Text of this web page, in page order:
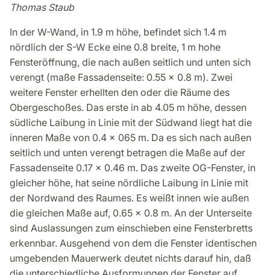
Thomas Staub
In der W-Wand, in 1.9 m höhe, befindet sich 1.4 m
nördlich der S-W Ecke eine 0.8 breite, 1 m hohe
Fensteröffnung, die nach außen seitlich und unten sich
verengt (maße Fassadenseite: 0.55 x 0.8 m). Zwei
weitere Fenster erhellten den oder die Räume des
Obergeschoßes. Das erste in ab 4.05 m höhe, dessen
südliche Laibung in Linie mit der Südwand liegt hat die
inneren Maße von 0.4 x 065 m. Da es sich nach außen
seitlich und unten verengt betragen die Maße auf der
Fassadenseite 0.17 x 0.46 m. Das zweite OG-Fenster, in
gleicher höhe, hat seine nördliche Laibung in Linie mit
der Nordwand des Raumes. Es weißt innen wie außen
die gleichen Maße auf, 0.65 x 0.8 m. An der Unterseite
sind Auslassungen zum einschieben eine Fensterbretts
erkennbar. Ausgehend von dem die Fenster identischen
umgebenden Mauerwerk deutet nichts darauf hin, daß